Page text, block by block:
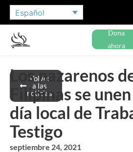
Español
Dona
ahora
Volver
a las
noticias
Los nazarenos
Filipinas se
día local de
Testigo
septiembre 24, 2021